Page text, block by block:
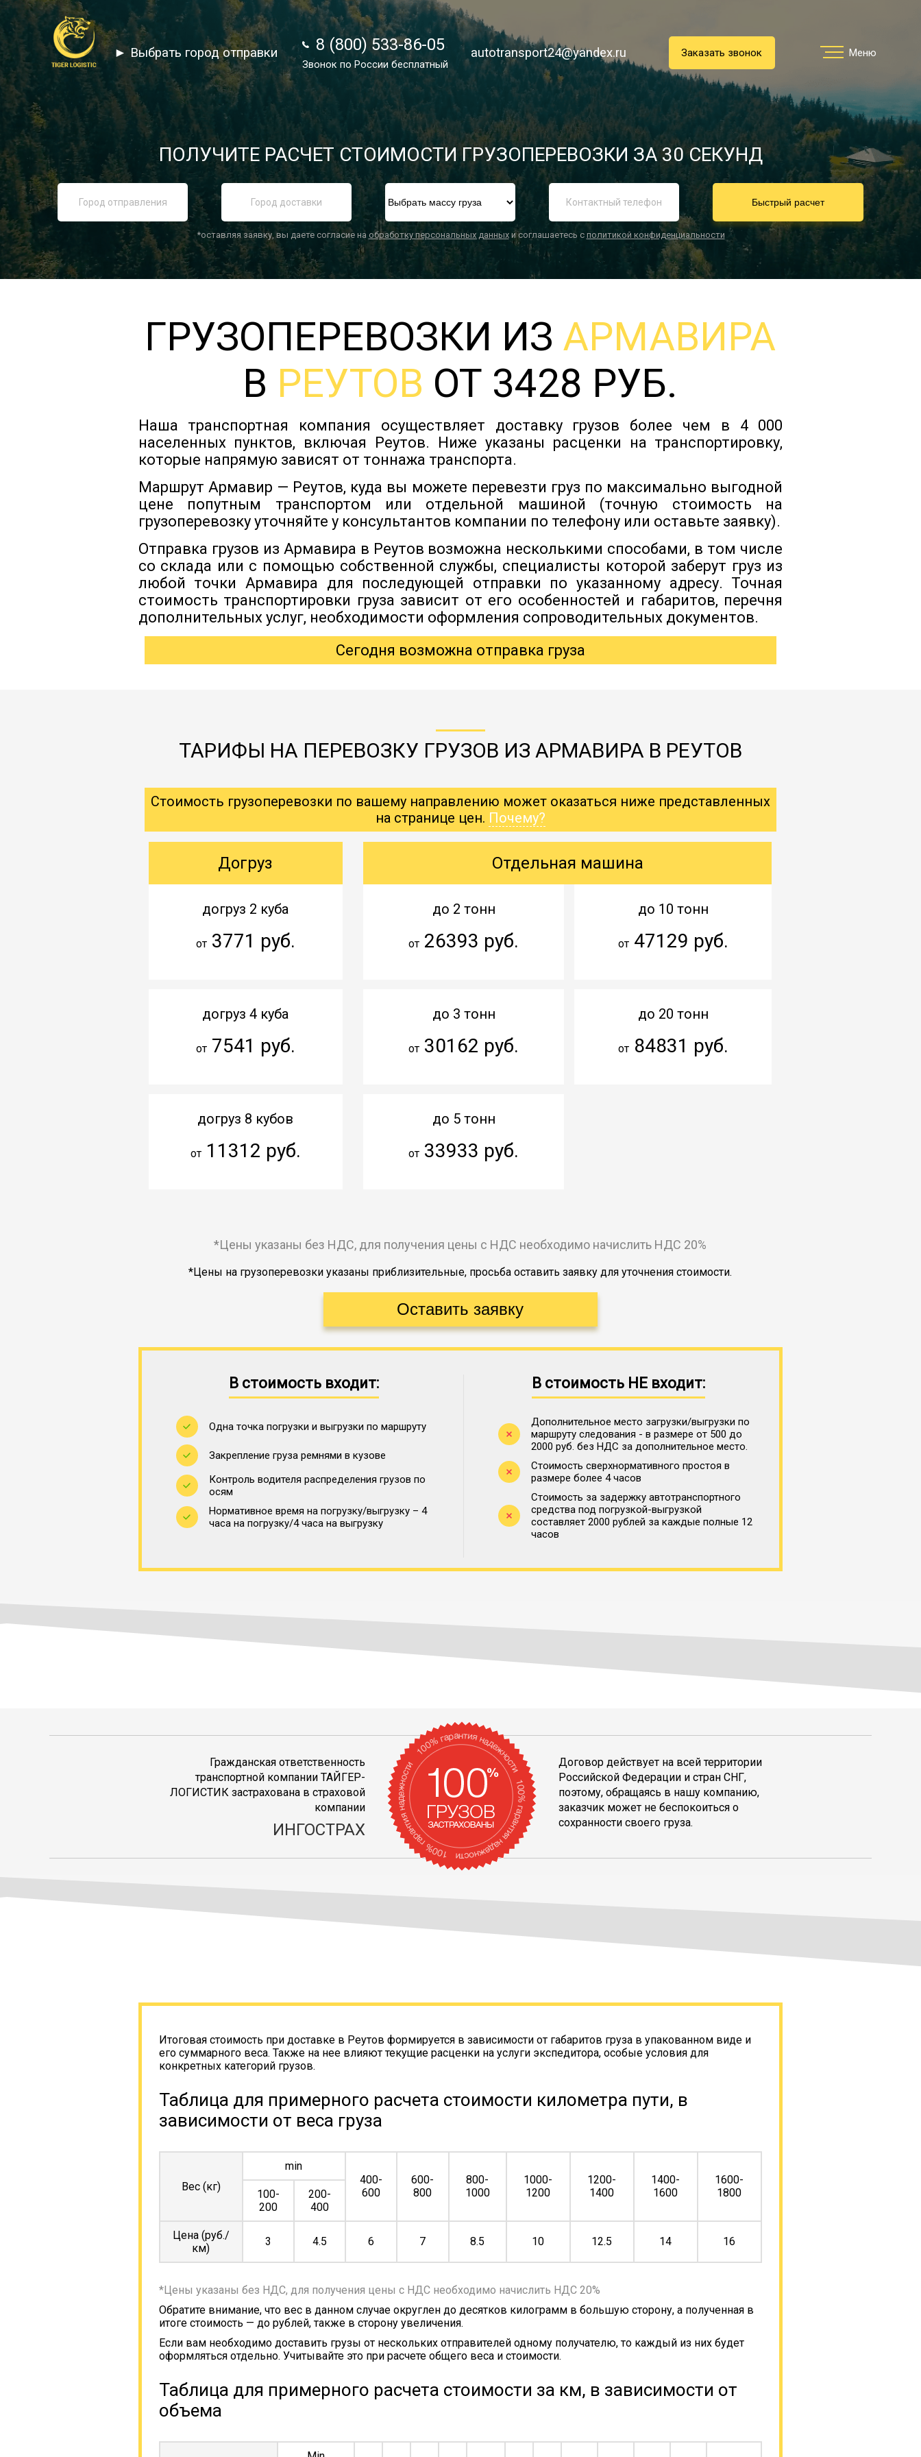
8 (800) 533-86-05
Звонок по России бесплатный
autotransport24@yandex.ru Заказать звонок Меню
Услуги
Преимущества
О компании
Тарифы
Статьи
Новости
Документы
Контакты
► Выбрать город отправки 8 (800) 533-86-05
Звонок по России бесплатный
autotransport24@yandex.ru Заказать звонок Меню
ПОЛУЧИТЕ РАСЧЕТ СТОИМОСТИ ГРУЗОПЕРЕВОЗКИ ЗА 30 СЕКУНД
Быстрый расчет
*оставляя заявку, вы даете согласие на обработку персональных данныхи соглашаетесь с политикой конфиденциальности
ГРУЗОПЕРЕВОЗКИ ИЗ АРМАВИРА
В РЕУТОВ ОТ 3428 РУБ.
Наша транспортная компания осуществляет доставку грузов более чем в 4 000
населенных пунктов, включая Реутов. Ниже указаны расценки на транспортировку,
которые напрямую зависят от тоннажа транспорта.
Маршрут Армавир — Реутов, куда вы можете перевезти груз по максимально выгодной
цене попутным транспортом или отдельной машиной (точную стоимость на
грузоперевозку уточняйте у консультантов компании по телефону или оставьте заявку).
Отправка грузов из Армавира в Реутов возможна несколькими способами, в том числе
со склада или с помощью собственной службы, специалисты которой заберут груз из
любой точки Армавира для последующей отправки по указанному адресу. Точная
стоимость транспортировки груза зависит от его особенностей и габаритов, перечня
дополнительных услуг, необходимости оформления сопроводительных документов.
Сегодня возможна отправка груза
ТАРИФЫ НА ПЕРЕВОЗКУ ГРУЗОВ ИЗ АРМАВИРА В РЕУТОВ
Стоимость грузоперевозки по вашему направлению может оказаться ниже представленных
на странице цен. Почему?
Догруз
догруз 2 куба
от3771 руб.
догруз 4 куба
от7541 руб.
догруз 8 кубов
от11312 руб.
Отдельная машина
до 2 тонн
от 26393 руб.
до 3 тонн
от 30162 руб.
до 5 тонн
от 33933 руб.
до 10 тонн
от47129 руб.
до 20 тонн
от84831 руб.
*Цены указаны без НДС, для получения цены с НДС необходимо начислить НДС 20%
*Цены на грузоперевозки указаны приблизительные, просьба оставить заявку для уточнения стоимости.
В стоимость входит:
Одна точка погрузки и выгрузки по маршруту
Закрепление груза ремнями в кузове
Контроль водителя распределения грузов по
осям
Нормативное время на погрузку/выгрузку – 4
часа на погрузку/4 часа на выгрузку
В стоимость НЕ входит:
Дополнительное место загрузки/выгрузки по
маршруту следования - в размере от 500 до
2000 руб. без НДС за дополнительное место.
Стоимость сверхнормативного простоя в
размере более 4 часов
Стоимость за задержку автотранспортного
средства под погрузкой-выгрузкой
составляет 2000 рублей за каждые полные 12
часов
Гражданская ответственность
транспортной компании ТАЙГЕР-
ЛОГИСТИК застрахована в страховой
компании
ИНГОСТРАХ
Договор действует на всей территории
Российской Федерации и стран СНГ,
поэтому, обращаясь в нашу компанию,
заказчик может не беспокоиться о
сохранности своего груза.
Итоговая стоимость при доставке в Реутов формируется в зависимости от габаритов груза в упакованном виде и
его суммарного веса. Также на нее влияют текущие расценки на услуги экспедитора, особые условия для
конкретных категорий грузов.
Таблица для примерного расчета стоимости километра пути, в
зависимости от веса груза
Вес (кг)
min
400-
600
600-
800
800-
1000
1000-
1200
1200-
1400
1400-
1600
1600-
1800
100-
200
200-
400
Цена (руб./
км)
3 4.5 6 7 8.5 10 12.5 14 16
*Цены указаны без НДС, для получения цены с НДС необходимо начислить НДС 20%
Обратите внимание, что вес в данном случае округлен до десятков килограмм в большую сторону, а полученная в
итоге стоимость — до рублей, также в сторону увеличения.
Если вам необходимо доставить грузы от нескольких отправителей одному получателю, то каждый из них будет
оформляться отдельно. Учитывайте это при расчете общего веса и стоимости.
Таблица для примерного расчета стоимости за км, в зависимости от
объема